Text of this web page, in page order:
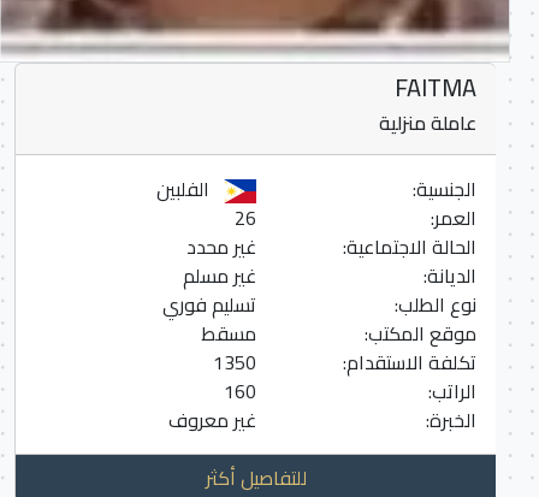
FAITMA
عاملة منزلية
الجنسية:
الفلبين
العمر:
الحالة الاجتماعية:
غير محدد
الديانة:
غير مسلم
نوع الطلب:
تسليم فوري
موقع المكتب:
مسقط
تكلفة الاستقدام:
1350
الراتب:
160
الخبرة:
غير معروف
للتفاصيل أكثر